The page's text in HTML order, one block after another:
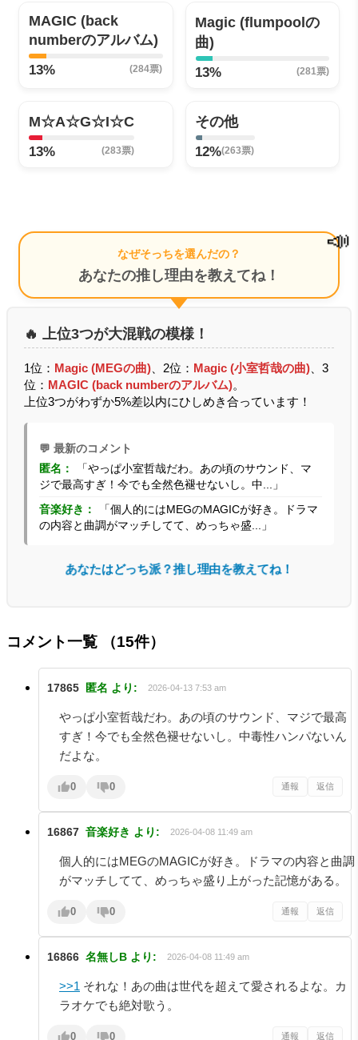
MAGIC (back
numberのアルバム)
13% (284票)
Magic (flumpoolの
曲)
13% (281票)
M☆A☆G☆I☆C
13% (283票)
その他
12%(263票)
なぜそっちを選んだの？
あなたの推し理由を教えてね！
📣
🔥 上位3つが大混戦の模様！
1位： Magic (MEGの曲) 、2位： Magic (小室哲哉の曲) 、3
位： MAGIC (back numberのアルバム)。
上位3つがわずか5%差以内にひしめき合っています！
💬 最新のコメント
匿名：
「やっぱ小室哲哉だわ。あの頃のサウンド、マ
ジで最高すぎ！今でも全然色褪せないし。中...」
音楽好き：
「個人的にはMEGのMAGICが好き。ドラマ
の内容と曲調がマッチしてて、めっちゃ盛...」
あなたはどっち派？推し理由を教えてね！
コメント一覧 （15件）
17865 匿名 より: 2026-04-13 7:53 am
やっぱ小室哲哉だわ。あの頃のサウンド、マジで最高
すぎ！今でも全然色褪せないし。中毒性ハンパないん
だよな。
0 0 通報 返信
16867 音楽好き より: 2026-04-08 11:49 am
個人的にはMEGのMAGICが好き。ドラマの内容と曲調
がマッチしてて、めっちゃ盛り上がった記憶がある。
0 0 通報 返信
16866 名無しB より: 2026-04-08 11:49 am
>>1 それな！あの曲は世代を超えて愛されるよな。カ
ラオケでも絶対歌う。
0 0 通報 返信